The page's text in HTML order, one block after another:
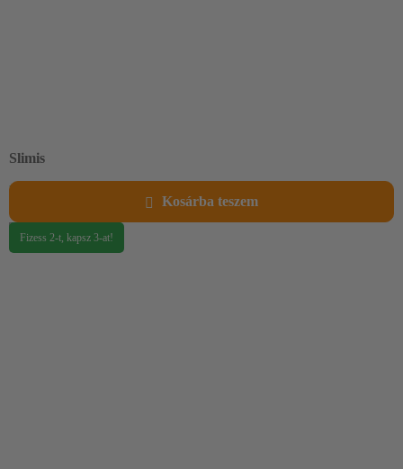
Slimis
Klinikailag bizonyítottan lágy cukorka glükomannánnal - a
fogyásért. Kellemes barack ízű.
19 999 Ft
Kosárba teszem
Fizess 2-t, kapsz 3-at!